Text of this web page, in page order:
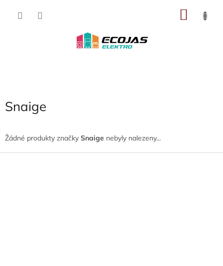
Snaige
Žádné produkty značky Snaige nebyly nalezeny...